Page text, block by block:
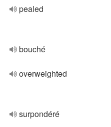
pealed
bouché
overweighted
surpondéré